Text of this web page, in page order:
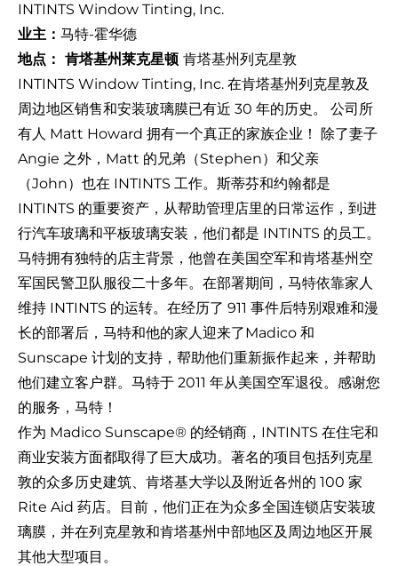
INTINTS Window Tinting, Inc.
业主： 马特-霍华德
地点： 肯塔基州莱克星顿 肯塔基州列克星敦
INTINTS Window Tinting, Inc. 在肯塔基州列克星敦及
周边地区销售和安装玻璃膜已有近 30 年的历史。 公司所
有人 Matt Howard 拥有一个真正的家族企业！ 除了妻子
Angie 之外，Matt 的兄弟（Stephen）和父亲
（John）也在 INTINTS 工作。斯蒂芬和约翰都是
INTINTS 的重要资产，从帮助管理店里的日常运作，到进
行汽车玻璃和平板玻璃安装，他们都是 INTINTS 的员工。
马特拥有独特的店主背景，他曾在美国空军和肯塔基州空
军国民警卫队服役二十多年。在部署期间，马特依靠家人
维持 INTINTS 的运转。在经历了 911 事件后特别艰难和漫
长的部署后，马特和他的家人迎来了Madico 和
Sunscape 计划的支持，帮助他们重新振作起来，并帮助
他们建立客户群。马特于 2011 年从美国空军退役。感谢您
的服务，马特！
作为 Madico Sunscape® 的经销商，INTINTS 在住宅和
商业安装方面都取得了巨大成功。著名的项目包括列克星
敦的众多历史建筑、肯塔基大学以及附近各州的 100 家
Rite Aid 药店。目前，他们正在为众多全国连锁店安装玻
璃膜，并在列克星敦和肯塔基州中部地区及周边地区开展
其他大型项目。